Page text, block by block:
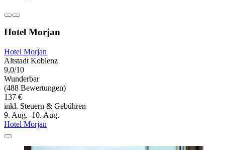
Hotel Morjan
Hotel Morjan
Altstadt Koblenz
9,0/10
Wunderbar
(488 Bewertungen)
137 €
inkl. Steuern & Gebühren
9. Aug.–10. Aug.
Hotel Morjan